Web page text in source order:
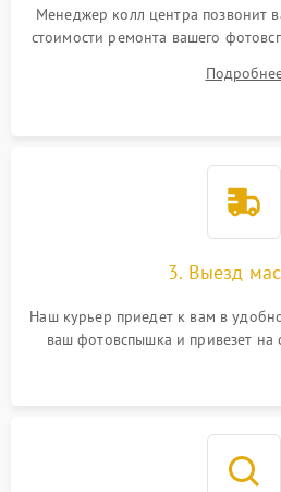
Менеджер колл центра позвонит
стоимости ремонта вашего
3. Выезд
Наш курьер приедет к вам в
ваш фотовспышка и привезет на